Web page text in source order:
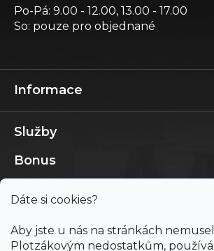
Dáte si cookies?
Aby jste u nás na stránkách
Plotzákovým nedostatkům,
Informace
Služby
Bonus
Po-Pá: 9.00 - 12.00, 13.00 - 17.00
So: pouze pro objednané